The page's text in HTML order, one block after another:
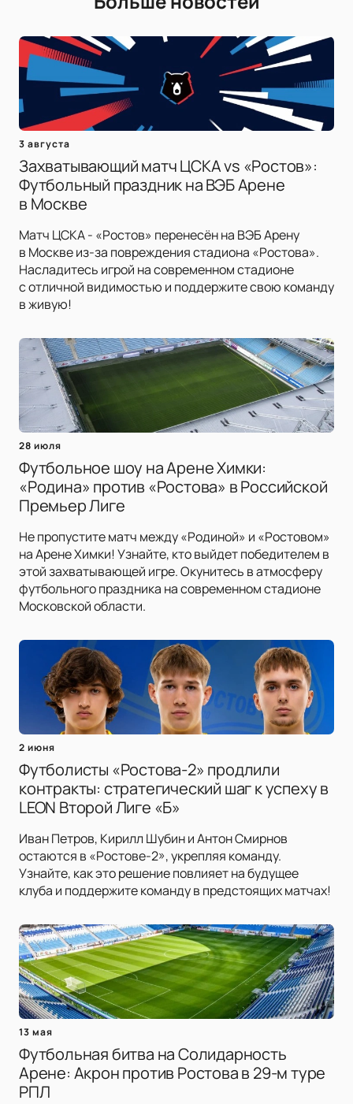
3 августа
Захватывающий матч ЦСКА vs «Ростов»:
Футбольный праздник на ВЭБ Арене
в Москве
Матч ЦСКА - «Ростов» перенесён на ВЭБ Арену
в Москве из-за повреждения стадиона «Ростова».
Насладитесь игрой на современном стадионе
с отличной видимостью и поддержите свою команду
в живую!
28 июля
Футбольное шоу на Арене Химки:
«Родина» против «Ростова» в Российской
Премьер Лиге
Не пропустите матч между «Родиной» и «Ростовом»
на Арене Химки! Узнайте, кто выйдет победителем в
этой захватывающей игре. Окунитесь в атмосферу
футбольного праздника на современном стадионе
Московской области.
2 июня
Футболисты «Ростова-2» продлили
контракты: стратегический шаг к успеху в
LEON Второй Лиге «Б»
Иван Петров, Кирилл Шубин и Антон Смирнов
остаются в «Ростове-2», укрепляя команду.
Узнайте, как это решение повлияет на будущее
клуба и поддержите команду в предстоящих матчах!
13 мая
Футбольная битва на Солидарность
Арене: Акрон против Ростова в 29-м туре
РПЛ